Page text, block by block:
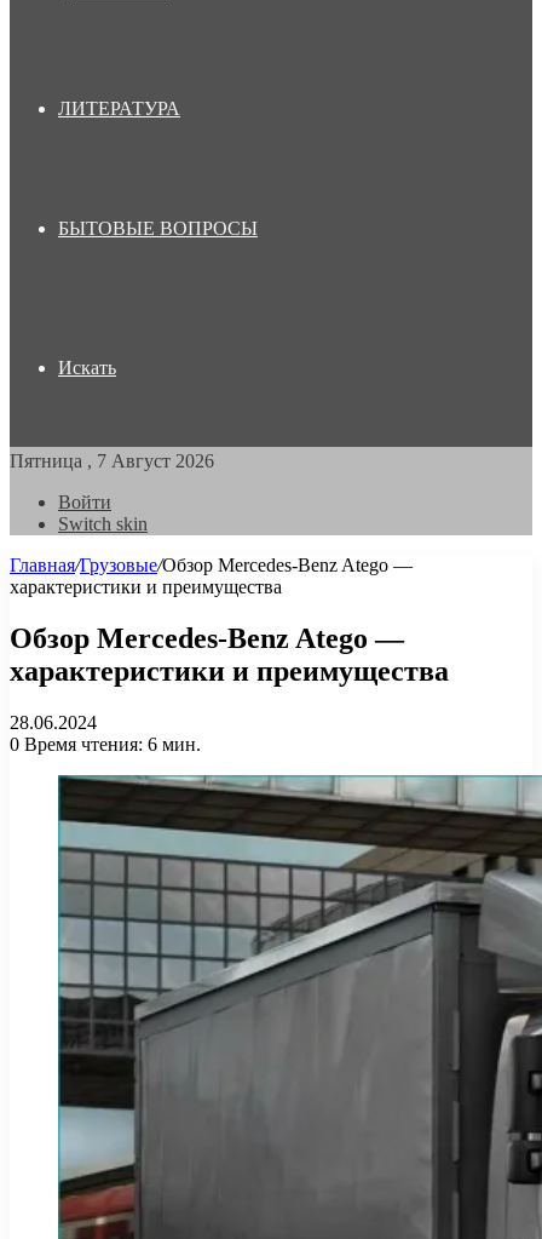
ЛИТЕРАТУРА
БЫТОВЫЕ ВОПРОСЫ
Искать
Пятница , 7 Август 2026
Войти
Switch skin
Главная/Грузовые/Обзор Mercedes-Benz Atego —
характеристики и преимущества
Обзор Mercedes-Benz Atego —
характеристики и преимущества
28.06.2024
0 Время чтения: 6 мин.